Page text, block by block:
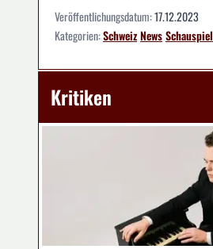
Veröffentlichungsdatum:17.12.2023
Kategorien:SchweizNewsSchauspiel
Kritiken